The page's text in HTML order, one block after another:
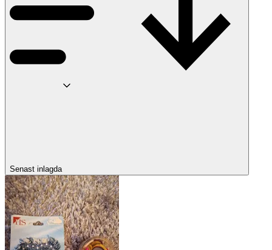
Senast inlagda